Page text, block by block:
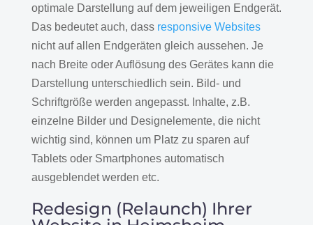
optimale Darstellung auf dem jeweiligen Endgerät.
Das bedeutet auch, dass responsive Websites
nicht auf allen Endgeräten gleich aussehen. Je
nach Breite oder Auflösung des Gerätes kann die
Darstellung unterschiedlich sein. Bild- und
Schriftgröße werden angepasst. Inhalte, z.B.
einzelne Bilder und Designelemente, die nicht
wichtig sind, können um Platz zu sparen auf
Tablets oder Smartphones automatisch
ausgeblendet werden etc.
Redesign (Relaunch) Ihrer